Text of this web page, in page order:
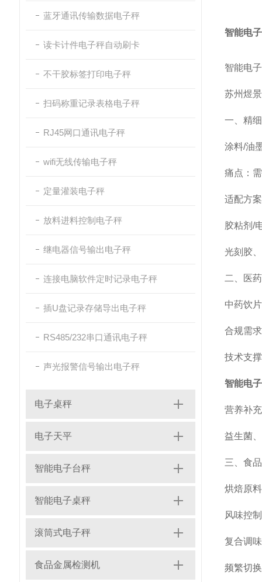
蓝牙通讯传输数据电子秤
读卡计件电子秤自动刷卡
不干胶标签打印电子秤
扫码称重记录表格电子秤
RJ45网口通讯电子秤
wifi无线传输电子秤
定量灌装电子秤
放料进料控制电子秤
继电器信号输出电子秤
连接电脑软件定时记录电子秤
插U盘记录存储导出电子秤
RS485/232串口通讯电子秤
声光报警信号输出电子秤
电子桌秤
电子天平
智能电子台秤
智能电子桌秤
滚筒式电子秤
食品金属检测机
智能电
智能电
苏州煜
一、精
涂料/油
痛点：
适配方
胶粘剂/
光刻胶
二、医
中药饮
合规需
技术支
智能电
营养补
益生菌
三、食
烘焙原
风味控
复合调
频繁切